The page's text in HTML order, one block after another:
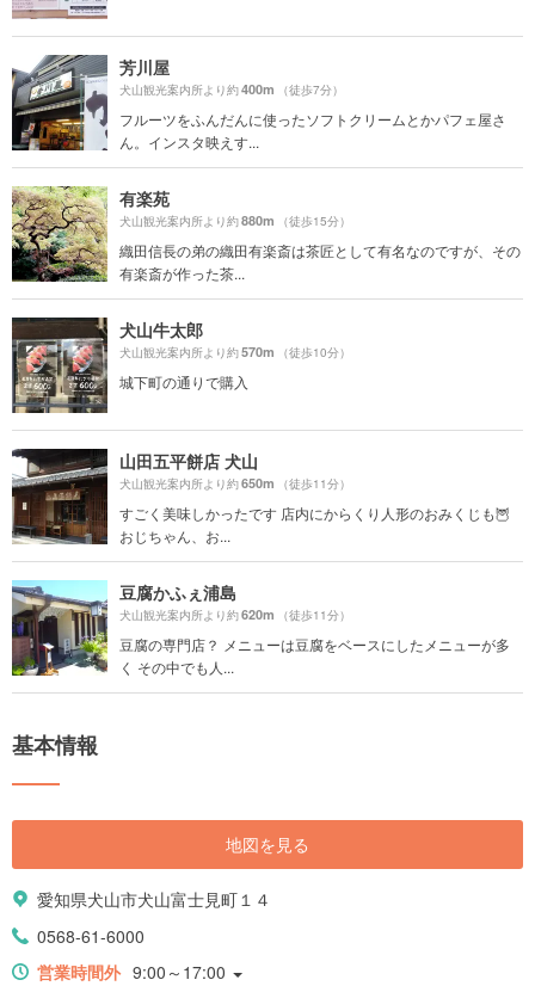
芳川屋
犬山観光案内所より約400m （徒歩7分）
フルーツをふんだんに使ったソフトクリームとかパフェ屋さ
ん。インスタ映えす...
有楽苑
犬山観光案内所より約880m （徒歩15分）
織田信長の弟の織田有楽斎は茶匠として有名なのですが、その
有楽斎が作った茶...
犬山牛太郎
犬山観光案内所より約570m （徒歩10分）
城下町の通りで購入
山田五平餅店 犬山
犬山観光案内所より約650m （徒歩11分）
すごく美味しかったです 店内にからくり人形のおみくじも🦉
おじちゃん、お...
豆腐かふぇ浦島
犬山観光案内所より約620m （徒歩11分）
豆腐の専門店？ メニューは豆腐をベースにしたメニューが多
く その中でも人...
基本情報
地図を見る
愛知県犬山市犬山富士見町１４
0568-61-6000
営業時間外 9:00～17:00